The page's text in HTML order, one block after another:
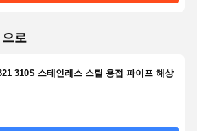
로
310S 스테인레스 스틸 용접 파이프 해상